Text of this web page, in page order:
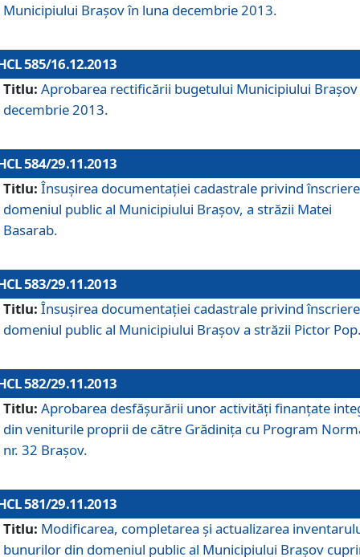
Municipiului Braşov în luna decembrie 2013.
585/16.12.2013
Titlu: Aprobarea rectificării bugetului Municipiului Braşov
decembrie 2013.
584/29.11.2013
Titlu: Însuşirea documentaţiei cadastrale privind
domeniul public al Municipiului Braşov, a străzii Matei
Basarab.
583/29.11.2013
Titlu: Însuşirea documentaţiei cadastrale privind
domeniul public al Municipiului Braşov a străzii Pictor
582/29.11.2013
Titlu: Aprobarea desfăşurării unor activităţi finanţate
din veniturile proprii de către Grădiniţa cu Program
nr. 32 Braşov.
581/29.11.2013
Titlu: Modificarea, completarea şi actualizarea
bunurilor din domeniul public al Municipiului Braşov